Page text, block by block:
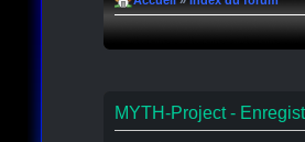
MYTH-Project -